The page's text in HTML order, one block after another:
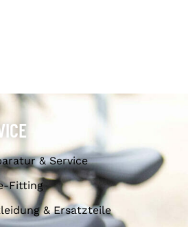
& Service
Fitting
& Ersatzteile